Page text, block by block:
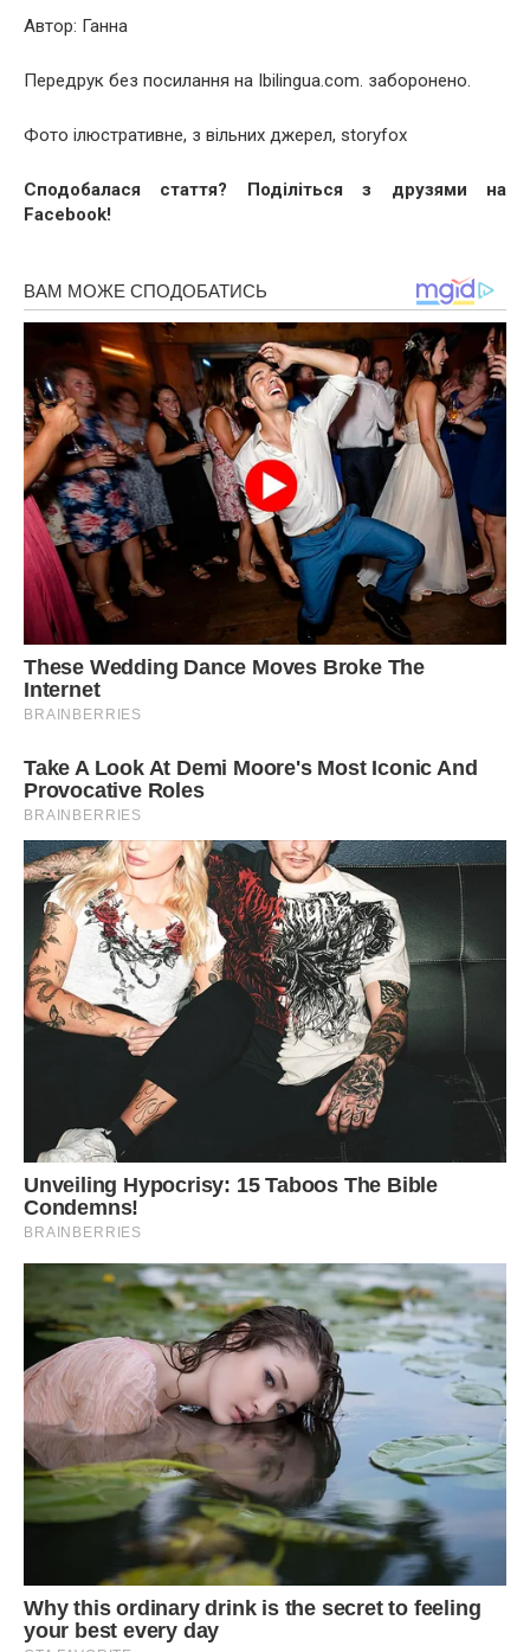
Автор: Ганна
Передрук без посилання на Ibilingua.com. заборонено.
Фото ілюстративне, з вільних джерел, storyfox
Сподобалася стаття? Поділіться з друзями на
Facebook!